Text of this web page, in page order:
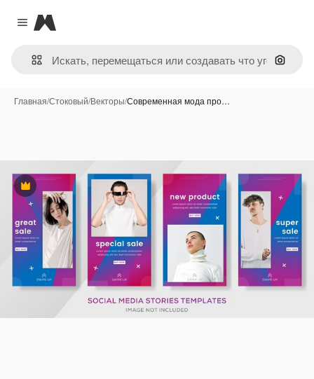
Close menu
Magnific
Поиск
Главная/Стоковый/Векторы/Современная мода про…
Премиум